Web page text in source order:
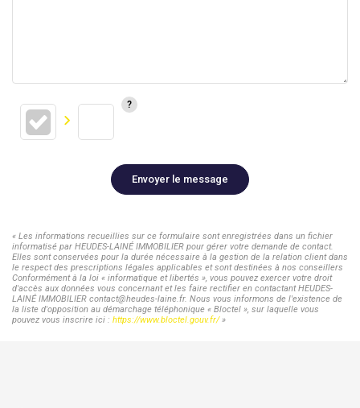
Envoyer le message
« Les informations recueillies sur ce formulaire sont enregistrées dans un fichier
informatisé par HEUDES-LAINÉ IMMOBILIER pour gérer votre demande de contact.
Elles sont conservées pour la durée nécessaire à la gestion de la relation client dans
le respect des prescriptions légales applicables et sont destinées à nos conseillers
Conformément à la loi « informatique et libertés », vous pouvez exercer votre droit
d'accès aux données vous concernant et les faire rectifier en contactant HEUDES-
LAINÉ IMMOBILIER contact@heudes-laine.fr. Nous vous informons de l'existence de
la liste d'opposition au démarchage téléphonique « Bloctel », sur laquelle vous
pouvez vous inscrire ici : https://www.bloctel.gouv.fr/»